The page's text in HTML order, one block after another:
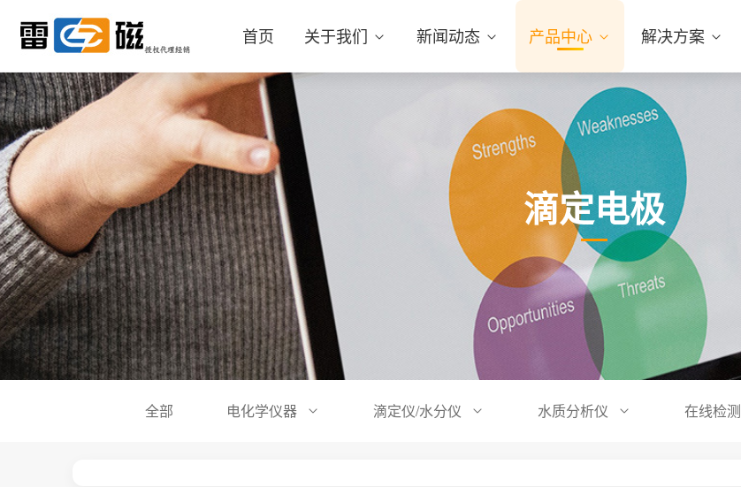
首页 关于我们 新闻动态 产品中心 解决方案
滴定电极
全部 电化学仪器 滴定仪/水分仪 水质分析仪 在线检测